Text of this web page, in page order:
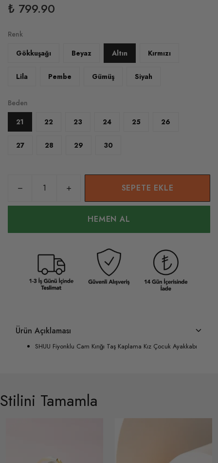
₺ 799.90
Renk
Gökkuşağı
Beyaz Altın Kırmızı
Lila Pembe Gümüş Siyah
Beden
21
22 23 24 25 26
27 28 29 30
SEPETE EKLE
HEMEN AL
Ürün Açıklaması
SHUU Fiyonklu Cam Kırığı Taş Kaplama Kız Çocuk Ayakkabı
Stilini Tamamla